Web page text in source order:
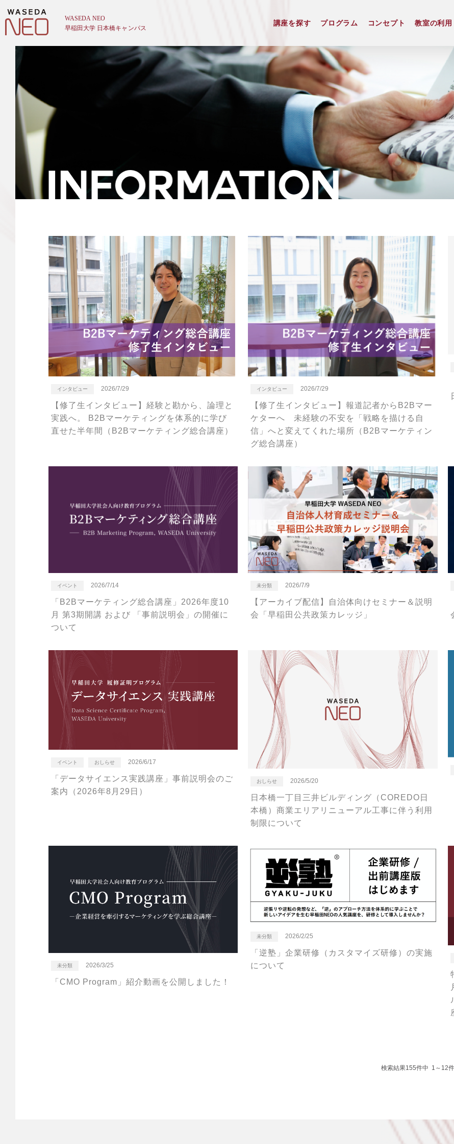
講座を探す プログラム コンセプト 教室の利用
インタビュー 2026/7/29
【修了生インタビュー】経験と勘から、論理と
実践へ。 B2Bマーケティングを体系的に学び
直せた半年間（B2Bマーケティング総合講座）
インタビュー 2026/7/29
【修了生インタビュー】報道記者からB2Bマー
ケターへ 未経験の不安を「戦略を描ける自
信」へと変えてくれた場所（B2Bマーケティン
グ総合講座）
イベント 2026/7/14
「B2Bマーケティング総合講座」2026年度10
月 第3期開講 および 「事前説明会」の開催に
ついて
未分類 2026/7/9
【アーカイブ配信】自治体向けセミナー＆説明
会「早稲田公共政策カレッジ」
イベント おしらせ 2026/6/17
「データサイエンス実践講座」事前説明会のご
案内（2026年8月29日）
おしらせ 2026/5/20
日本橋一丁目三井ビルディング（COREDO日
本橋）商業エリアリニューアル工事に伴う利用
制限について
未分類 2026/3/25
「CMO Program」紹介動画を公開しました！
未分類 2026/2/25
「逆塾」企業研修（カスタマイズ研修）の実施
について
検索結果155件中 1～12